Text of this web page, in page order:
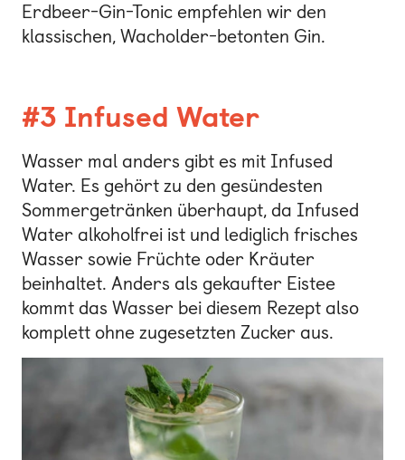
Erdbeer-Gin-Tonic empfehlen wir den
klassischen, Wacholder-betonten Gin.
#3 Infused Water
Wasser mal anders gibt es mit Infused
Water. Es gehört zu den gesündesten
Sommergetränken überhaupt, da Infused
Water alkoholfrei ist und lediglich frisches
Wasser sowie Früchte oder Kräuter
beinhaltet. Anders als gekaufter Eistee
kommt das Wasser bei diesem Rezept also
komplett ohne zugesetzten Zucker aus.